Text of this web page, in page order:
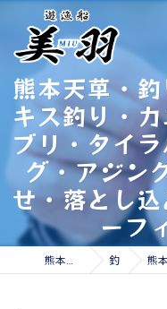
熊本天草・
キス釣り・
ブリ・タイ
グ・アジン
せ・落とし
ーフ
熊本の遊漁船なら遊漁船 美羽 釣果情報 熊本天草・釣